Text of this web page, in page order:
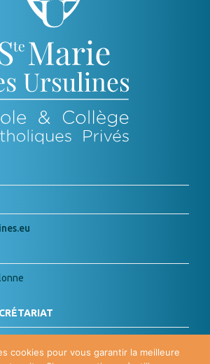
cookies pour vous garantir la meilleure